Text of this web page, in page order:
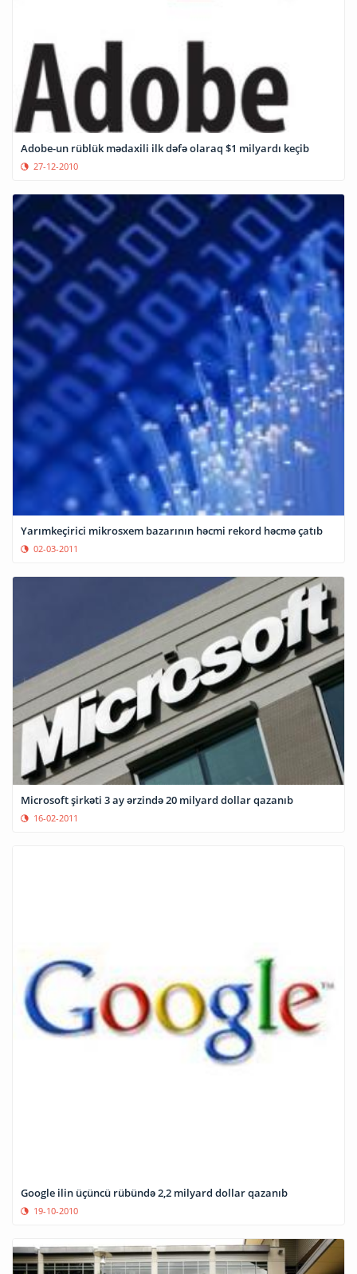
Adobe-un rüblük mədaxili ilk dəfə olaraq $1 milyardı keçib
27-12-2010
Yarımkeçirici mikrosxem bazarının həcmi rekord həcmə çatıb
02-03-2011
Microsoft şirkəti 3 ay ərzində 20 milyard dollar qazanıb
16-02-2011
Google ilin üçüncü rübündə 2,2 milyard dollar qazanıb
19-10-2010